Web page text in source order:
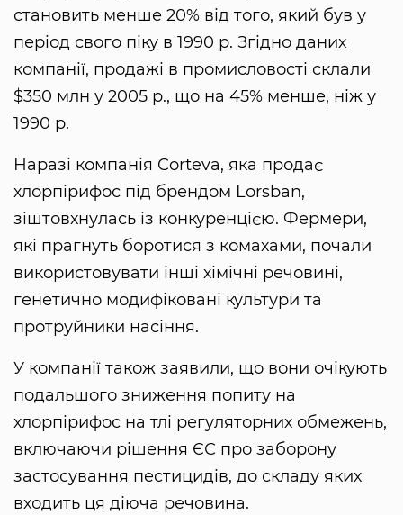
становить менше 20% від того, який був у
період свого піку в 1990 р. Згідно даних
компанії, продажі в промисловості склали
$350 млн у 2005 р., що на 45% менше, ніж у
1990 р.
Наразі компанія Corteva, яка продає
хлорпірифос під брендом Lorsban,
зіштовхнулась із конкуренцією. Фермери,
які прагнуть боротися з комахами, почали
використовувати інші хімічні речовині,
генетично модифіковані культури та
протруйники насіння.
У компанії також заявили, що вони очікують
подальшого зниження попиту на
хлорпірифос на тлі регуляторних обмежень,
включаючи рішення ЄС про заборону
застосування пестицидів, до складу яких
входить ця діюча речовина.